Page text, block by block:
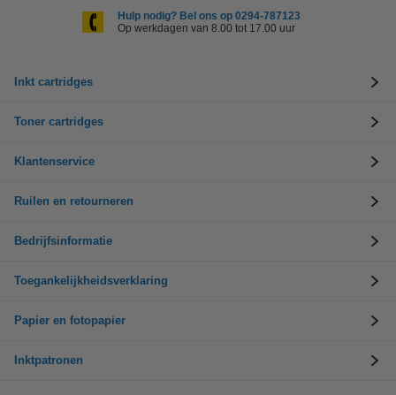
Hulp nodig? Bel ons op 0294-787123
Op werkdagen van 8.00 tot 17.00 uur
Inkt cartridges
Toner cartridges
Klantenservice
Ruilen en retourneren
Bedrijfsinformatie
Toegankelijkheidsverklaring
Papier en fotopapier
Inktpatronen